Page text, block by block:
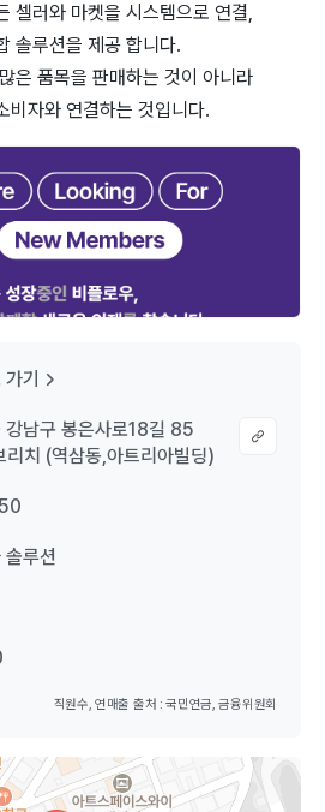
셀러와 마켓을 시스템으로 연결,
솔루션을 제공 합니다.
은 품목을 판매하는 것이 아니라
비자와 연결하는 것입니다.
기
강남구 봉은사로18길 85
리치 (역삼동,아트리아빌딩)
솔루션
직원수, 연매출 출처 : 국민연금, 금융위원회